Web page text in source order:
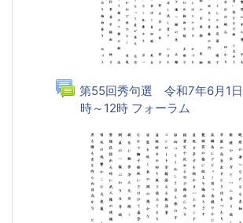
第55回秀句選 令和7年6月1
時～12時 フォーラム